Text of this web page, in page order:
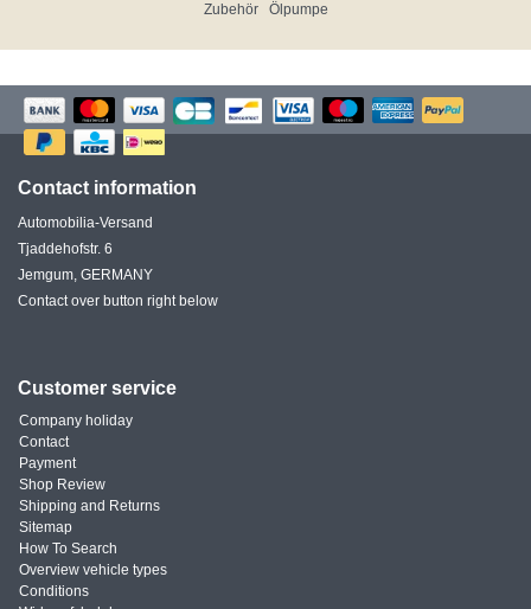
Zubehör
Ölpumpe
Contact information
Automobilia-Versand
Tjaddehofstr. 6
Jemgum, GERMANY
Contact over button right below
Customer service
Company holiday
Contact
Payment
Shop Review
Shipping and Returns
Sitemap
How To Search
Overview vehicle types
Conditions